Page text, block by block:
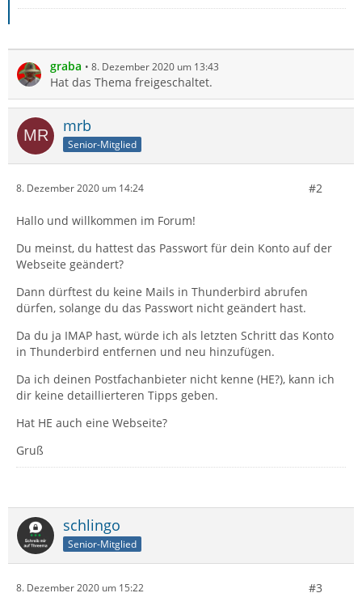
graba 8. Dezember 2020 um 13:43
Hat das Thema freigeschaltet.
mrb
Senior-Mitglied
8. Dezember 2020 um 14:24 #2
Hallo und willkommen im Forum!
Du meinst, du hattest das Passwort für dein Konto auf der
Webseite geändert?
Dann dürftest du keine Mails in Thunderbird abrufen
dürfen, solange du das Passwort nicht geändert hast.
Da du ja IMAP hast, würde ich als letzten Schritt das Konto
in Thunderbird entfernen und neu hinzufügen.
Da ich deinen Postfachanbieter nicht kenne (HE?), kann ich
dir keine detaillierteren Tipps geben.
Hat HE auch eine Webseite?
Gruß
schlingo
Senior-Mitglied
8. Dezember 2020 um 15:22 #3